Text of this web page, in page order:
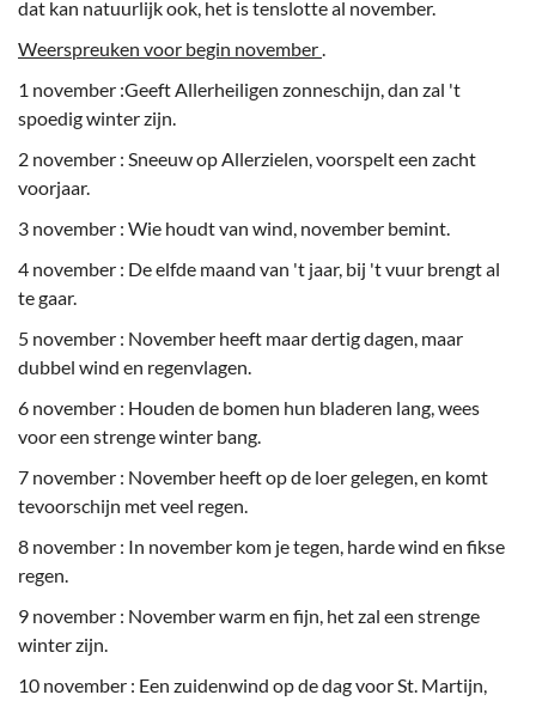
dat kan natuurlijk ook, het is tenslotte al november.
Weerspreuken voor begin november.
1 november :Geeft Allerheiligen zonneschijn, dan zal 't
spoedig winter zijn.
2 november : Sneeuw op Allerzielen, voorspelt een zacht
voorjaar.
3 november : Wie houdt van wind, november bemint.
4 november : De elfde maand van 't jaar, bij 't vuur brengt al
te gaar.
5 november : November heeft maar dertig dagen, maar
dubbel wind en regenvlagen.
6 november : Houden de bomen hun bladeren lang, wees
voor een strenge winter bang.
7 november : November heeft op de loer gelegen, en komt
tevoorschijn met veel regen.
8 november : In november kom je tegen, harde wind en fikse
regen.
9 november : November warm en fijn, het zal een strenge
winter zijn.
10 november : Een zuidenwind op de dag voor St. Martijn,